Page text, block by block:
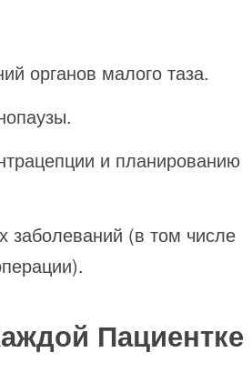
органов малого таза.
и планированию
заболеваний (в том числе
Пациентке